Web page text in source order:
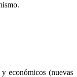
económicos (nuevas